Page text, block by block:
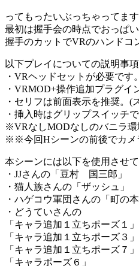
ってもったいぶっちゃってま
最初は握手会の時点でおっぱ
握手のカットでVRのハンドコ
以下プレイについての説明事項
・VRヘッドセットが必要です
・VRMOD+操作追加プラグイ
・セリフは前面表示を推奨。
・挿入時はグリップスイッチ
※VRなしMODなしのバニラ環
※※今回Hシーンの前後でカメ
本シーンには以下を使用させ
・JJさんの「豆村 国三郎」
・猫人族さんの「ザッシュ」
・ハゲコウ軍団さんの「町の本
・どうていさんの
「キャラ追加１立ちポーズ１」
「キャラ追加１立ちポーズ３」
「キャラ追加１立ちポーズ７」
「キャラポーズ６」